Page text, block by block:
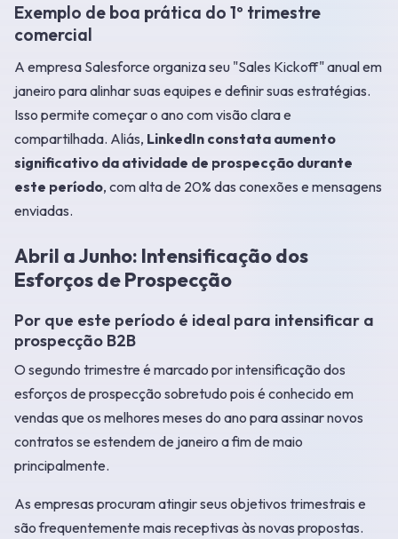
Exemplo de boa prática do 1º trimestre
comercial
A empresa Salesforce organiza seu "Sales Kickoff" anual em
janeiro para alinhar suas equipes e definir suas estratégias.
Isso permite começar o ano com visão clara e
compartilhada. Aliás, LinkedIn constata aumento
significativo da atividade de prospecção durante
este período, com alta de 20% das conexões e mensagens
enviadas.
Abril a Junho: Intensificação dos
Esforços de Prospecção
Por que este período é ideal para intensificar a
prospecção B2B
O segundo trimestre é marcado por intensificação dos
esforços de prospecção sobretudo pois é conhecido em
vendas que os melhores meses do ano para assinar novos
contratos se estendem de janeiro a fim de maio
principalmente.
As empresas procuram atingir seus objetivos trimestrais e
são frequentemente mais receptivas às novas propostas.